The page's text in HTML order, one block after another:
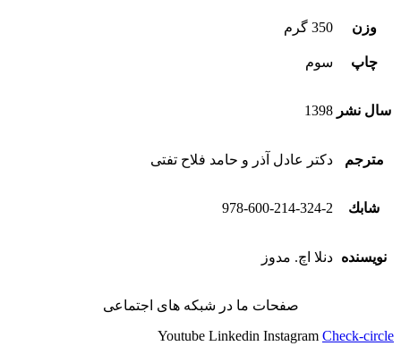
وزن 350 گرم
چاپ سوم
سال نشر 1398
مترجم دکتر عادل آذر و حامد فلاح تفتی
شابك 978-600-214-324-2
نویسنده دنلا اچ. مدوز
صفحات ما در شبکه های اجتماعی
Youtube Linkedin Instagram Check-circle